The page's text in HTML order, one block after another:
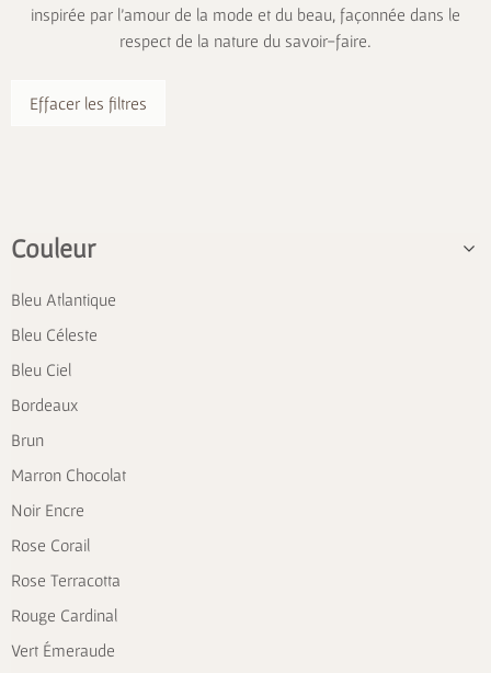
inspirée par l’amour de la mode et du beau, façonnée dans le
respect de la nature du savoir-faire.
Effacer les filtres
Couleur
Bleu Atlantique
Bleu Céleste
Bleu Ciel
Bordeaux
Brun
Marron Chocolat
Noir Encre
Rose Corail
Rose Terracotta
Rouge Cardinal
Vert Émeraude